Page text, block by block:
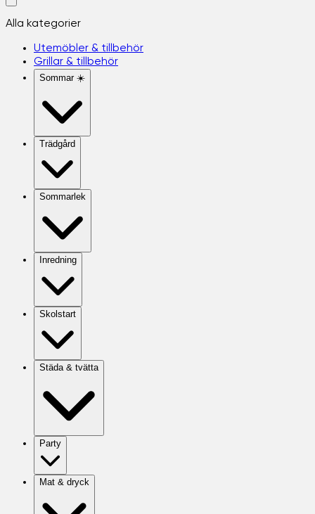
Alla kategorier
Utemöbler & tillbehör
Grillar & tillbehör
Sommar ☀️
Trädgård
Sommarlek
Inredning
Skolstart
Städa & tvätta
Party
Mat & dryck